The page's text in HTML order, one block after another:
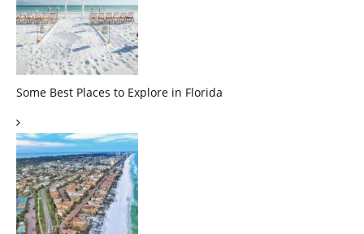
Some Best Places to Explore in Florida